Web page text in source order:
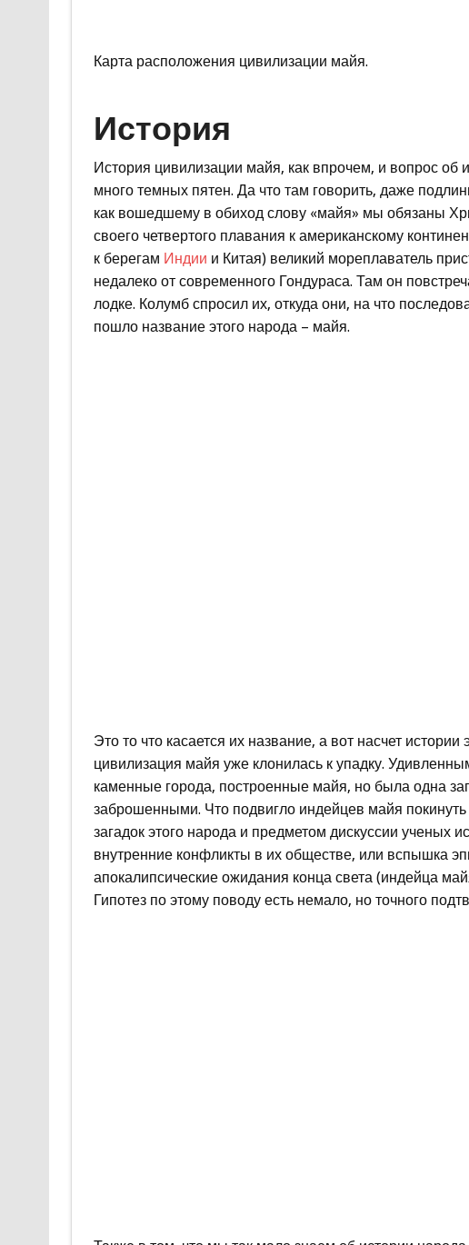
Карта расположения цивилизации майя.
История
История цивилизации майя, как впрочем, и вопрос
много темных пятен. Да что там говорить, даже
как вошедшему в обиход слову «майя» мы обязаны
своего четвертого плавания к американскому
к берегам Индии и Китая) великий мореплаватель
недалеко от современного Гондураса. Там он
лодке. Колумб спросил их, откуда они, на что
пошло название этого народа – майя.
Это то что касается их название, а вот насчет
цивилизация майя уже клонилась к упадку.
каменные города, построенные майя, но была одна
заброшенными. Что подвигло индейцев майя
загадок этого народа и предметом дискуссии ученых
внутренние конфликты в их обществе, или вспышка
апокалипсические ожидания конца света (индейца
Гипотез по этому поводу есть немало, но точного